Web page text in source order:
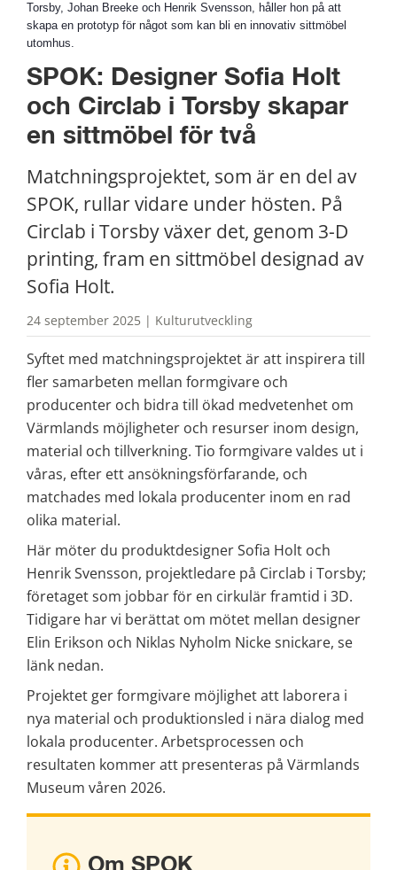
Torsby, Johan Breeke och Henrik Svensson, håller hon på att
skapa en prototyp för något som kan bli en innovativ sittmöbel
utomhus.
SPOK: Designer Sofia Holt
och Circlab i Torsby skapar
en sittmöbel för två
Matchningsprojektet, som är en del av
SPOK, rullar vidare under hösten. På
Circlab i Torsby växer det, genom 3-D
printing, fram en sittmöbel designad av
Sofia Holt.
24 september 2025 | Kulturutveckling
Syftet med matchningsprojektet är att inspirera till
fler samarbeten mellan formgivare och
producenter och bidra till ökad medvetenhet om
Värmlands möjligheter och resurser inom design,
material och tillverkning. Tio formgivare valdes ut i
våras, efter ett ansökningsförfarande, och
matchades med lokala producenter inom en rad
olika material.
Här möter du produktdesigner Sofia Holt och
Henrik Svensson, projektledare på Circlab i Torsby;
företaget som jobbar för en cirkulär framtid i 3D.
Tidigare har vi berättat om mötet mellan designer
Elin Erikson och Niklas Nyholm Nicke snickare, se
länk nedan.
Projektet ger formgivare möjlighet att laborera i
nya material och produktionsled i nära dialog med
lokala producenter. Arbetsprocessen och
resultaten kommer att presenteras på Värmlands
Museum våren 2026.
Om SPOK